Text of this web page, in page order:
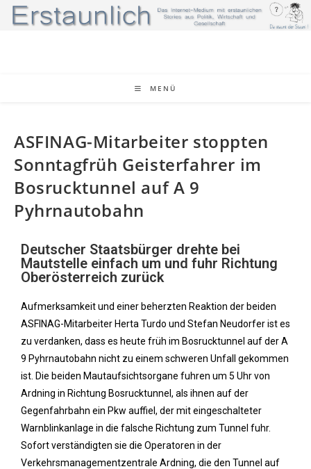
MENÜ
ASFINAG-Mitarbeiter stoppten
Sonntagfrüh Geisterfahrer im
Bosrucktunnel auf A 9
Pyhrnautobahn
Deutscher Staatsbürger drehte bei
Mautstelle einfach um und fuhr Richtung
Oberösterreich zurück
Aufmerksamkeit und einer beherzten Reaktion der beiden
ASFINAG-Mitarbeiter Herta Turdo und Stefan Neudorfer ist es
zu verdanken, dass es heute früh im Bosrucktunnel auf der A
9 Pyhrnautobahn nicht zu einem schweren Unfall gekommen
ist. Die beiden Mautaufsichtsorgane fuhren um 5 Uhr von
Ardning in Richtung Bosrucktunnel, als ihnen auf der
Gegenfahrbahn ein Pkw auffiel, der mit eingeschalteter
Warnblinkanlage in die falsche Richtung zum Tunnel fuhr.
Sofort verständigten sie die Operatoren in der
Verkehrsmanagementzentrale Ardning, die den Tunnel auf